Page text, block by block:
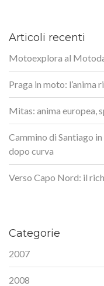
Articoli recenti
Motoexplora al
Praga in moto: l’anima
Mitas: anima europea,
Cammino di Santiago
dopo curva
Verso Capo Nord: il
Categorie
2007
2008